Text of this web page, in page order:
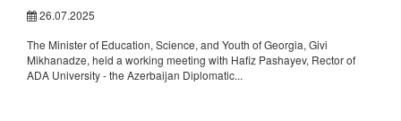
26.07.2025
The Minister of Education, Science, and Youth of Georgia, Givi
Mikhanadze, held a working meeting with Hafiz Pashayev, Rector of
ADA University - the Azerbaijan Diplomatic...